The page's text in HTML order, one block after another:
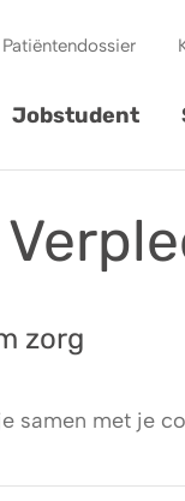
Jobstudent
zorg
samen met je